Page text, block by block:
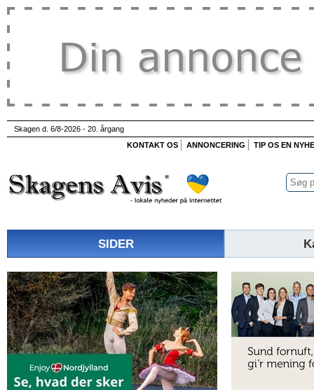
Skagen d. 6/8-2026 - 20. årgang
KONTAKT OS
ANNONCERING TIP OS EN
SIDER